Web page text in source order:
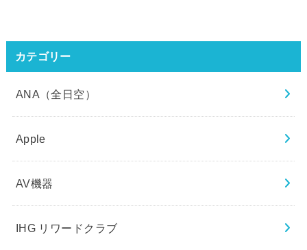
カテゴリー
ANA（全日空）
Apple
AV機器
IHG リワードクラブ